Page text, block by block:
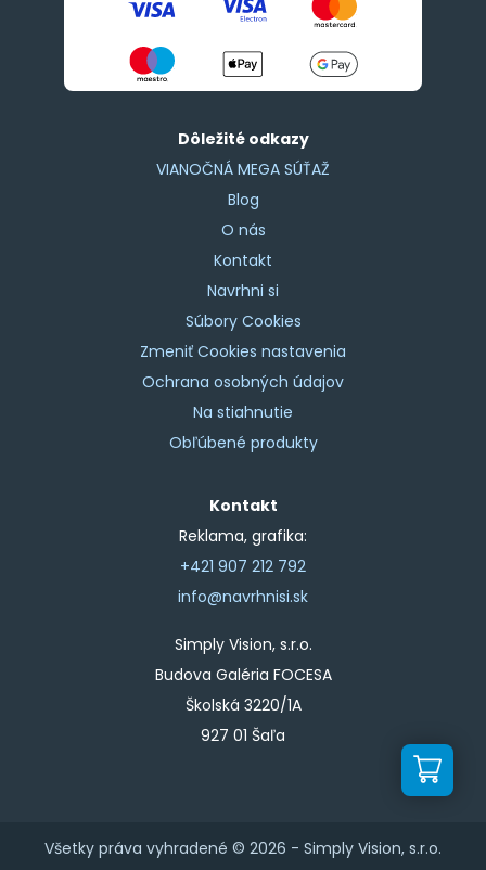
Dôležité odkazy
VIANOČNÁ MEGA SÚŤAŽ
Blog
O nás
Kontakt
Navrhni si
Súbory Cookies
Zmeniť Cookies nastavenia
Ochrana osobných údajov
Na stiahnutie
Obľúbené produkty
Kontakt
Reklama, grafika:
+421 907 212 792
info@navrhnisi.sk
Simply Vision, s.r.o.
Budova Galéria FOCESA
Školská 3220/1A
927 01 Šaľa
Všetky práva vyhradené © 2026 - Simply Vision, s.r.o.